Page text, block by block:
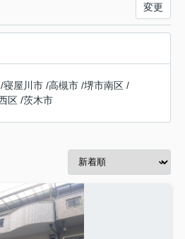
変更
/寝屋川市 /高槻市 /堺市南区 /
区 /茨木市